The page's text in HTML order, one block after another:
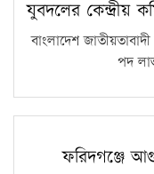
যুবদলের কেন্দ্রীয়
বাংলাদেশ
পদ
ফরিদগঞ্জে